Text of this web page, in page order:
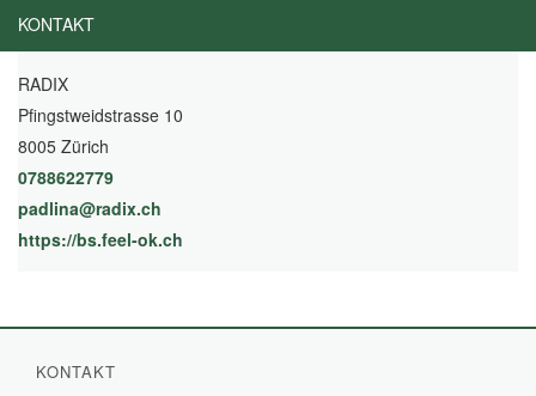
KONTAKT
RADIX
Pfingstweidstrasse 10
8005 Zürich
0788622779
padlina@radix.ch
https://bs.feel-ok.ch
KONTAKT